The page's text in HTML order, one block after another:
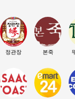
정관장 본죽